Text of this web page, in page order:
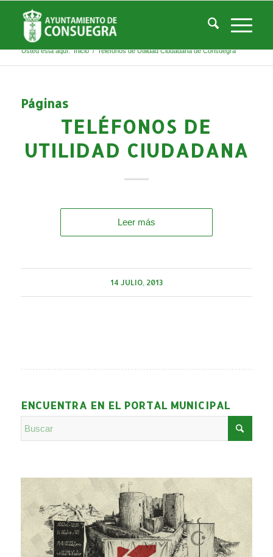
Listado de la etiqueta: Teléfonos de Utilidad
Ciudadana de Consuegra
Usted está aquí: Inicio / Teléfonos de Utilidad Ciudadana de Consuegra
Páginas
TELÉFONOS DE
UTILIDAD CIUDADANA
Leer más
14 JULIO, 2013
ENCUENTRA EN EL PORTAL MUNICIPAL